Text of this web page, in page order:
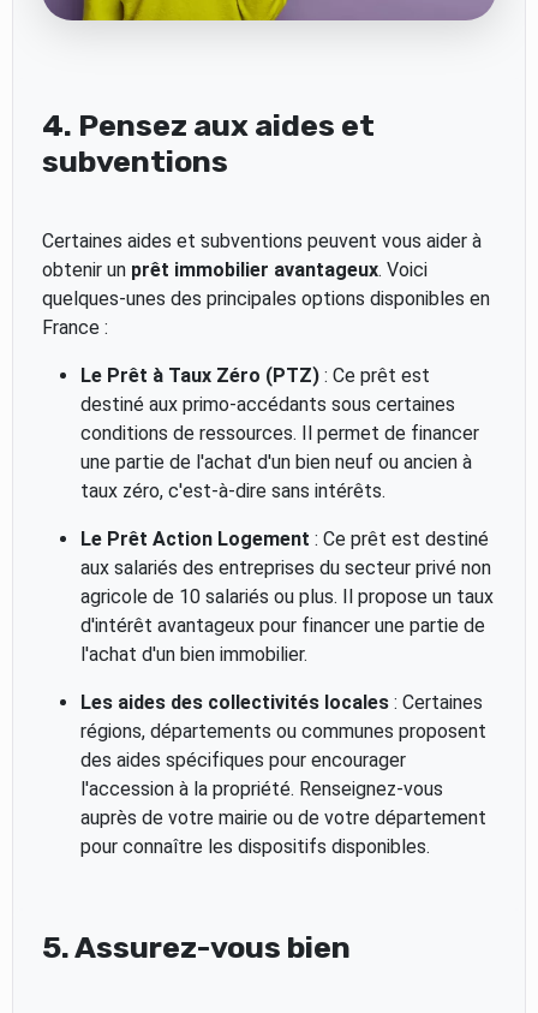
4. Pensez aux aides et
subventions
Certaines aides et subventions peuvent vous aider à
obtenir un prêt immobilier avantageux. Voici
quelques-unes des principales options disponibles en
France :
Le Prêt à Taux Zéro (PTZ): Ce prêt est
destiné aux primo-accédants sous certaines
conditions de ressources. Il permet de financer
une partie de l'achat d'un bien neuf ou ancien à
taux zéro, c'est-à-dire sans intérêts.
Le Prêt Action Logement : Ce prêt est destiné
aux salariés des entreprises du secteur privé non
agricole de 10 salariés ou plus. Il propose un taux
d'intérêt avantageux pour financer une partie de
l'achat d'un bien immobilier.
Les aides des collectivités locales: Certaines
régions, départements ou communes proposent
des aides spécifiques pour encourager
l'accession à la propriété. Renseignez-vous
auprès de votre mairie ou de votre département
pour connaître les dispositifs disponibles.
5. Assurez-vous bien